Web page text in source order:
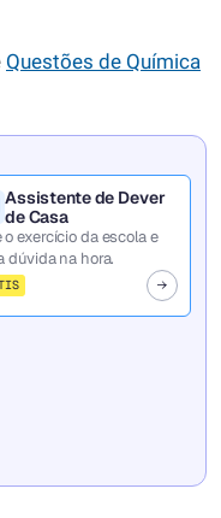
Questões de Química
Assistente de Dever
de Casa
o exercício da escola e
dúvida na hora.